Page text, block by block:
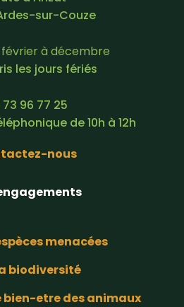
sur-Couze
à décembre
les jours fériés
96 77 25
de 10h à 12h
nous
menacées
biodiversité
bien-etre des animaux